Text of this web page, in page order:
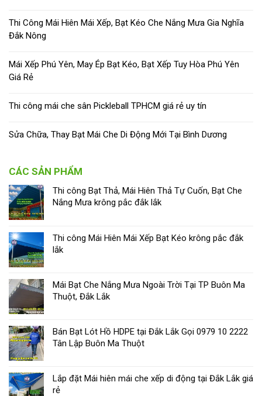
Thi Công Mái Hiên Mái Xếp, Bạt Kéo Che Nắng Mưa Gia Nghĩa
Đắk Nông
Mái Xếp Phú Yên, May Ép Bạt Kéo, Bạt Xếp Tuy Hòa Phú Yên
Giá Rẻ
Thi công mái che sân Pickleball TPHCM giá rẻ uy tín
Sửa Chữa, Thay Bạt Mái Che Di Động Mới Tại Bình Dương
CÁC SẢN PHẨM
Thi công Bạt Thả, Mái Hiên Thả Tự Cuốn, Bạt Che
Nắng Mưa krông pắc đắk lắk
Thi công Mái Hiên Mái Xếp Bạt Kéo krông pắc đắk
lắk
Mái Bạt Che Nắng Mưa Ngoài Trời Tại TP Buôn Ma
Thuột, Đắk Lắk
Bán Bạt Lót Hồ HDPE tại Đắk Lắk Gọi 0979 10 2222
Tân Lập Buôn Ma Thuột
Lắp đặt Mái hiên mái che xếp di động tại Đắk Lắk giá
rẻ